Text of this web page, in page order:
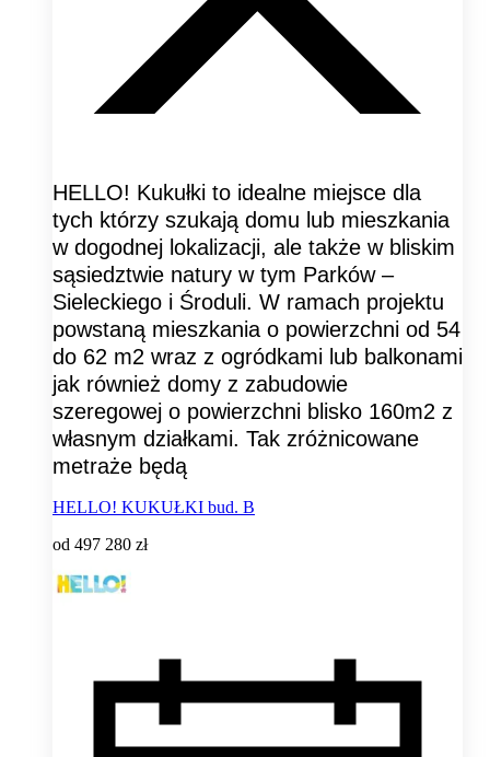
HELLO! Kukułki to idealne miejsce dla
tych którzy szukają domu lub mieszkania
w dogodnej lokalizacji, ale także w bliskim
sąsiedztwie natury w tym Parków –
Sieleckiego i Środuli. W ramach projektu
powstaną mieszkania o powierzchni od 54
do 62 m2 wraz z ogródkami lub balkonami
jak również domy z zabudowie
szeregowej o powierzchni blisko 160m2 z
własnym działkami. Tak zróżnicowane
metraże będą
HELLO! KUKUŁKI bud. B
od 497 280 zł